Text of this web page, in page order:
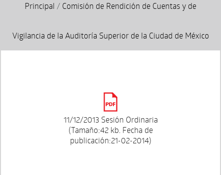
Principal / Comisión de Rendición de Cuentas y de
Vigilancia de la Auditoría Superior de la Ciudad de México
11/12/2013 Sesión Ordinaria
(Tamaño:42 kb. Fecha de
publicación:21-02-2014)